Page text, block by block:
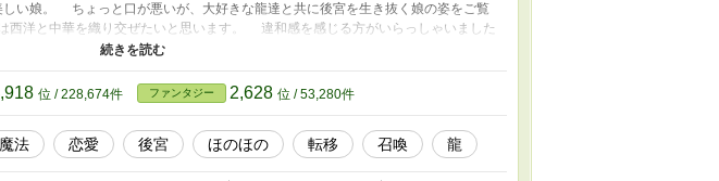
しい娘。 ちょっと口が悪いが、大好きな龍達と共に後宮を生き抜く娘の姿をご覧
洋と中華を織り交ぜたいと思います。 違和感を感じる方がいらっしゃいました
て下さいませ。 ゆるりと投稿して参ります。 どうぞ、最後まで気長にお付き合
す。 ※誤字脱字を含め、稚拙な部分が御座いましたら、呆れながらもご愛嬌とお
す。 暇なお時間にどうぞ覗いて頂けると嬉しいです。 《拾ったものは大切にしま
〜》 《続・拾ったものは大切にしましょう〜子狼に気に入られた男の転移物
位 / 228,674件 ファンタジー 2,628 位 / 53,280件
魔法 恋愛 後宮 ほのほの 転移 召喚 龍